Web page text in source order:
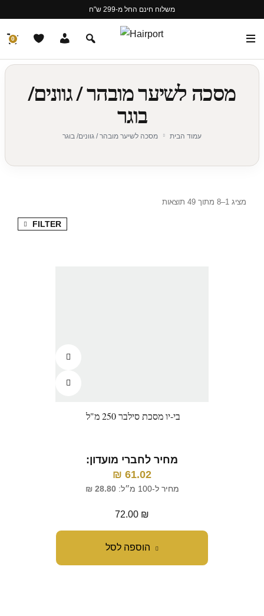
משלוח חינם החל מ-299 ש"ח
0
מסכה לשיער מובהר / גוונים/
בוגר
עמוד הבית מסכה לשיער מובהר / גוונים/ בוגר
מציג 1–8 מתוך 49 תוצאות
FILTER
הוספה לסל
בי-יו מסכת סילבר 250 מ"ל
מחיר לחברי מועדון:
61.02
₪
מחיר ל-100 מ״ל: 28.80
₪
72.00 ₪